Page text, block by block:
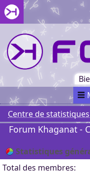
Aller au menu du forum
Aller au contenu du
Aller à la recherche
Passer le
menu
Khaganat
Retour
au début
du menu
Khaganat
Centre de statistiques
Forum Khaganat -
Statistiques
Total des membres: